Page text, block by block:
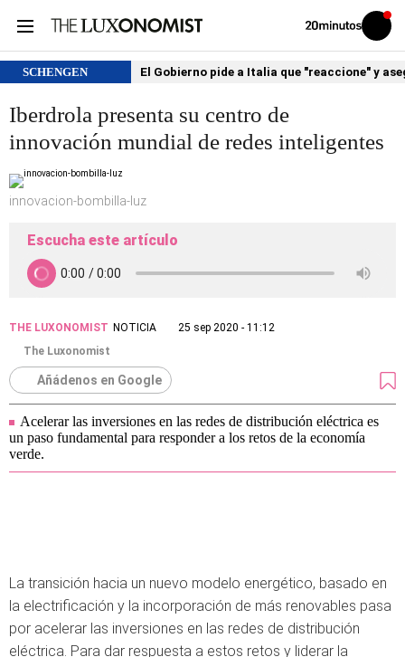
Volver
Iniciar
sesión
SCHENGEN El Gobierno pide a Italia que "reaccione" y
Iberdrola presenta su centro de
innovación mundial de redes inteligentes
innovacion-bombilla-luz
Escucha este artículo
THE LUXONOMIST NOTICIA
25 sep 2020 - 11:12
The Luxonomist
Añádenos en Google
Acelerar las inversiones en las redes de distribución eléctrica es
un paso fundamental para responder a los retos de la economía
verde.
La transición hacia un nuevo modelo energético, basado en
la electrificación y la incorporación de más renovables pasa
por acelerar las inversiones en las redes de distribución
eléctrica. Para dar respuesta a estos retos y liderar la